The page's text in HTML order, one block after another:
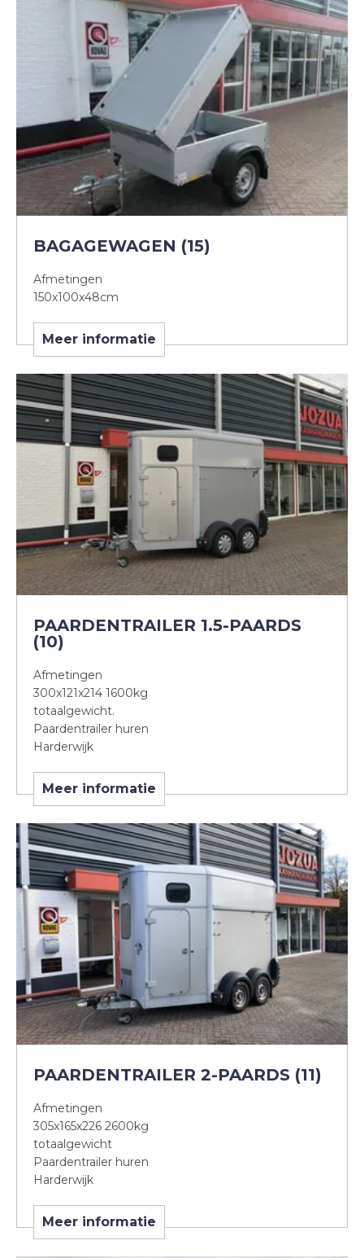
BAGAGEWAGEN (15)
Afmetingen
150x100x48cm
Meer informatie
PAARDENTRAILER 1.5-PAARDS
(10)
Afmetingen
300x121x214 1600kg
totaalgewicht.
Paardentrailer huren
Harderwijk
Meer informatie
PAARDENTRAILER 2-PAARDS (11)
Afmetingen
305x165x226 2600kg
totaalgewicht
Paardentrailer huren
Harderwijk
Meer informatie